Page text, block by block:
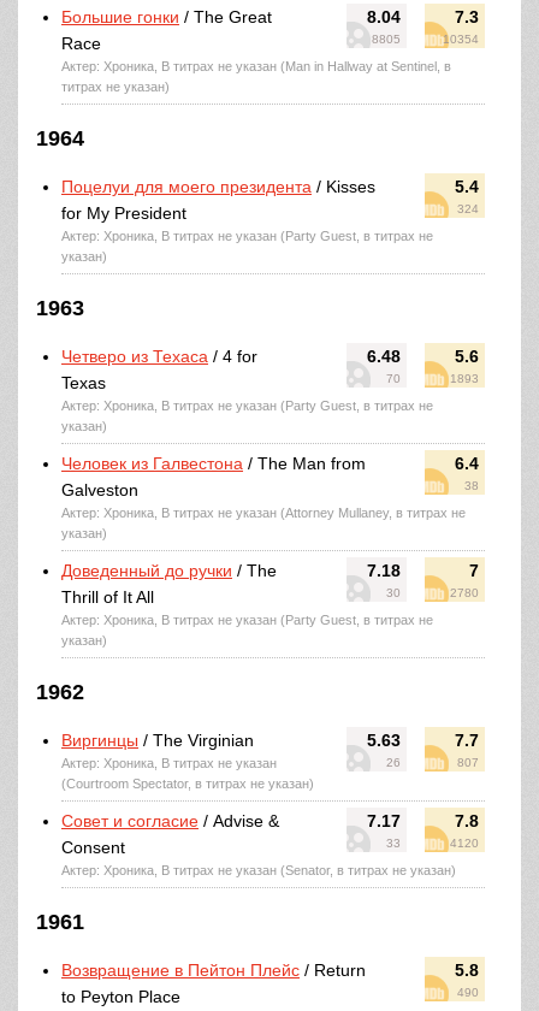
8.04
8805
7.3
10354
Большие гонки / The Great
Race
Актер: Хроника, В титрах не указан (Man in Hallway at Sentinel, в
титрах не указан)
1964
5.4
324
Поцелуи для моего президента / Kisses
for My President
Актер: Хроника, В титрах не указан (Party Guest, в титрах не
указан)
1963
6.48
70
5.6
1893
Четверо из Техаса / 4 for
Texas
Актер: Хроника, В титрах не указан (Party Guest, в титрах не
указан)
6.4
38
Человек из Галвестона / The Man from
Galveston
Актер: Хроника, В титрах не указан (Attorney Mullaney, в титрах не
указан)
7.18
30
7
2780
Доведенный до ручки / The
Thrill of It All
Актер: Хроника, В титрах не указан (Party Guest, в титрах не
указан)
1962
5.63
26
7.7
807
Виргинцы / The Virginian
Актер: Хроника, В титрах не указан
(Courtroom Spectator, в титрах не указан)
7.17
33
7.8
4120
Совет и согласие / Advise &
Consent
Актер: Хроника, В титрах не указан (Senator, в титрах не указан)
1961
5.8
490
Возвращение в Пейтон Плейс / Return
to Peyton Place